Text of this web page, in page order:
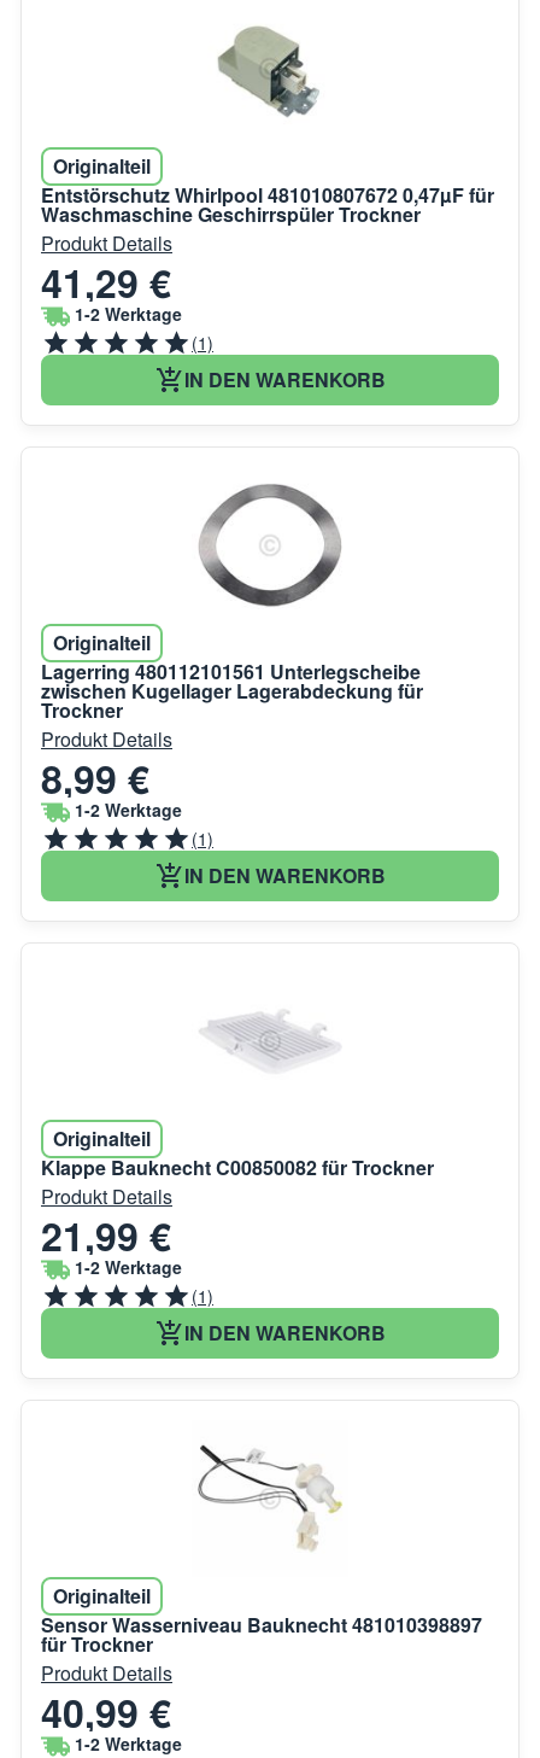
Originalteil
Entstörschutz Whirlpool 481010807672 0,47µF für
Waschmaschine Geschirrspüler Trockner
Produkt Details
41,29 €
1-2 Werktage
(1)
IN DEN WARENKORB
Originalteil
Lagerring 480112101561 Unterlegscheibe
zwischen Kugellager Lagerabdeckung für
Trockner
Produkt Details
8,99 €
1-2 Werktage
(1)
IN DEN WARENKORB
Originalteil
Klappe Bauknecht C00850082 für Trockner
Produkt Details
21,99 €
1-2 Werktage
(1)
IN DEN WARENKORB
Originalteil
Sensor Wasserniveau Bauknecht 481010398897
für Trockner
Produkt Details
40,99 €
1-2 Werktage